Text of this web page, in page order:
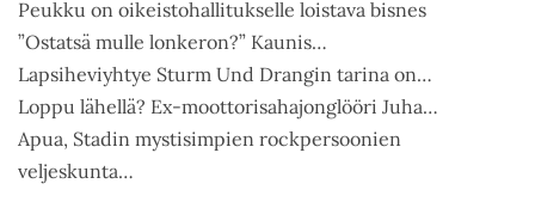
Peukku on oikeistohallitukselle loistava bisnes
”Ostatsä mulle lonkeron?” Kaunis…
Lapsiheviyhtye Sturm Und Drangin tarina on…
Loppu lähellä? Ex-moottorisahajonglööri Juha…
Apua, Stadin mystisimpien rockpersoonien
veljeskunta…